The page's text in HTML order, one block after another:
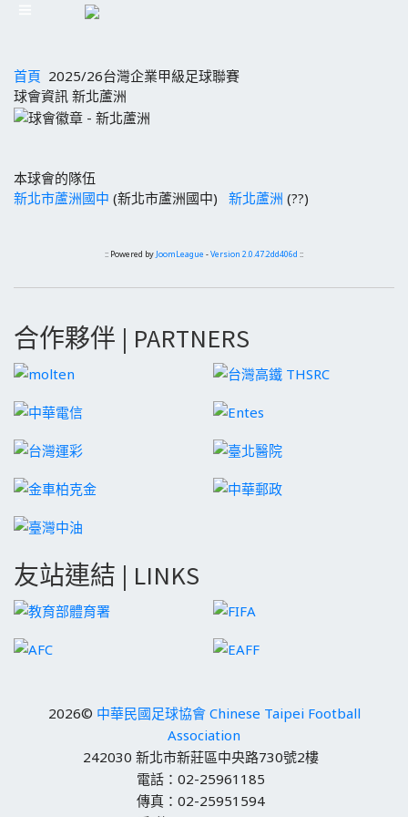
首頁 2025/26台灣企業甲級足球聯賽
球會資訊 新北蘆洲
本球會的隊伍
新北市蘆洲國中 (新北市蘆洲國中) 新北蘆洲 (??)
:: Powered by JoomLeague -Version 2.0.47.2dd406d ::
合作夥伴 | PARTNERS
友站連結 | LINKS
2026© 中華民國足球協會 Chinese Taipei Football
Association
242030 新北市新莊區中央路730號2樓
電話：02-25961185
傳真：02-25951594